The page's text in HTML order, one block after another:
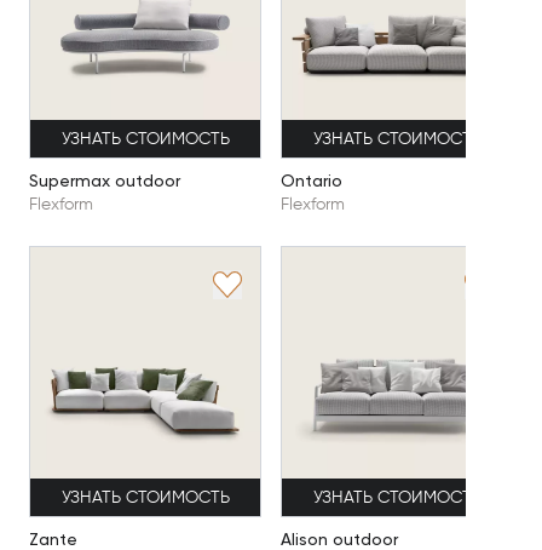
УЗНАТЬ СТОИМОСТЬ
Supermax outdoor
Flexform
УЗНАТЬ СТОИМОСТЬ
Ontario
Flexform
УЗНАТЬ СТОИМОСТЬ
Zante
УЗНАТЬ СТОИМОСТЬ
Alison outdoor